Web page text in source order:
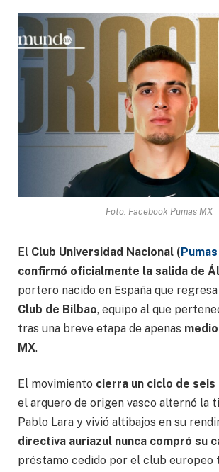
Foto: Facebook Pumas MX
El Club Universidad Nacional (
confirmó oficialmente la salida de
portero nacido en España que
Club de Bilbao, equipo al que
tras una breve etapa de apenas
MX.
El movimiento cierra un ciclo de seis
el arquero de origen vasco alternó la
Pablo Lara y vivió altibajos en su
directiva auriazul nunca compró su
préstamo cedido por el club europeo